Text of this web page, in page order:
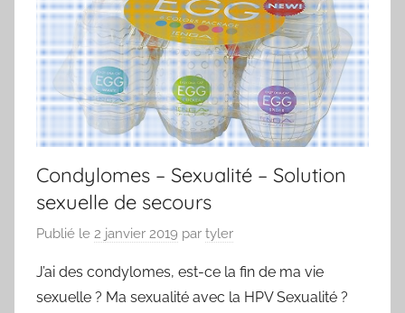
Condylomes – Sexualité – Solution
sexuelle de secours
Publié le 2 janvier 2019 par tyler
J’ai des condylomes, est-ce la fin de ma vie
sexuelle ? Ma sexualité avec la HPV Sexualité ?